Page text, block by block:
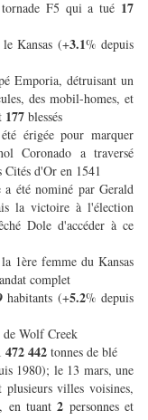
F5 qui a tué 17
Kansas (+3.1% depuis
Emporia, détruisant un
des mobil-homes, et
177 blessés
érigée pour marquer
Coronado a traversé
d'Or en 1541
été nominé par Gerald
la victoire à l'élection
Dole d'accéder à ce
1ère femme du Kansas
complet
habitants (+5.2% depuis
de Wolf Creek
472 442 tonnes de blé
1980); le 13 mars, une
plusieurs villes voisines,
en tuant 2 personnes et